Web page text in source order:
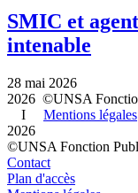
SMIC et
intenable
28 mai 2026
2026 ©UNSA
I Mentions légales
2026
©UNSA Fonction
Contact
Plan d'accès